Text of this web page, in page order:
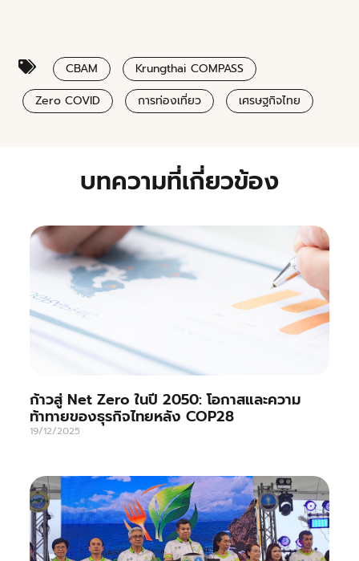
CBAM
Krungthai COMPASS
Zero COVID
การท่องเที่ยว เศรษฐกิจไทย
บทความที่เกี่ยวข้อง
ก้าวสู่ Net Zero ในปี 2050: โอกาสและความ
ท้าทายของธุรกิจไทยหลัง COP28
19/12/2025